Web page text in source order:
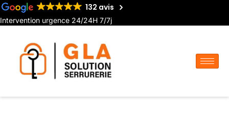
132 avis
Intervention urgence 24/24H 7/7j